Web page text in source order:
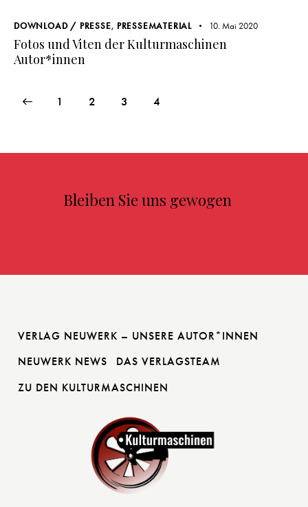
DOWNLOAD / PRESSE, PRESSEMATERIAL 10. Mai 2020
Fotos und Viten der Kulturmaschinen
Autor*innen
1 2 3 4
Bleiben Sie uns gewogen
VERLAG NEUWERK – UNSERE AUTOR*INNEN
NEUWERK NEWS
DAS VERLAGSTEAM
ZU DEN KULTURMASCHINEN